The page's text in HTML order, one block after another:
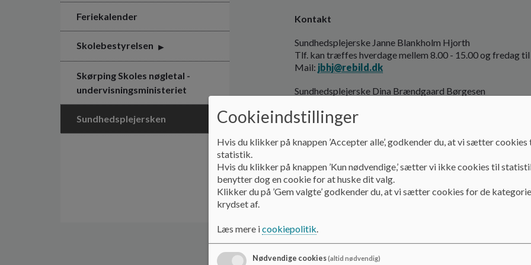
Feriekalender
Skolebestyrelsen
Skørping Skoles nøgletal -
undervisningsministeriet
Sundhedsplejersken
Kontakt
Sundhedsplejerske Janne Blankholm Hjorth
Tlf. kan træffes hverdage mellem 8.00 - 15.00 og fredag til
Mail: jbhj@rebild.dk
Sundhedsplejerske Dina Brændgaard Børgesen
Mail
dbbo@rebild.dk
Janne varetager 0-9 klasse
Sundhedsplejersken kan træffes ved at lave aftale via tlf.
Sundhedsplejerskens lokale ligger i hovedbygningen i
Trivselssamtaler
Cookieindstillinger
Hvis du klikker på knappen ’Accepter alle’, godkender du, at vi sætter
statistik.
Hvis du klikker på knappen ’Kun nødvendige,’ sætter vi ikke cookies til
benytter dog en cookie for at huske dit valg.
Klikker du på ’Gem valgte’ godkender du, at vi sætter cookies for de
krydset af.
Læs mere icookiepolitik.
Nødvendige cookies(altid nødvendig)